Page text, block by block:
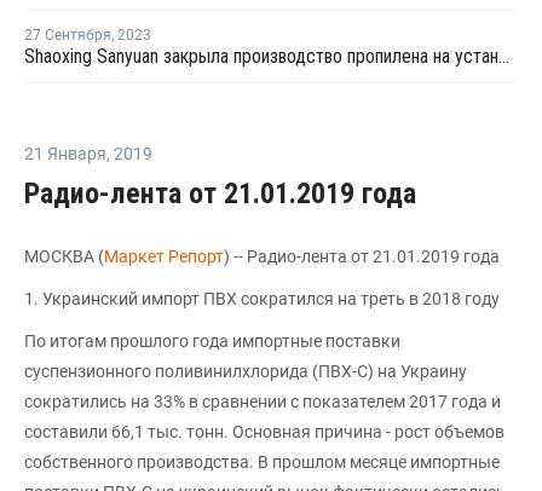
27 Сентября, 2023
Shaoxing Sanyuan закрыла производство пропилена на установке каткрекинга в Шанхае
21 Января, 2019
Радио-лента от 21.01.2019 года
МОСКВА (Маркет Репорт) -- Радио-лента от 21.01.2019 года
1. Украинский импорт ПВХ сократился на треть в 2018 году
По итогам прошлого года импортные поставки
суспензионного поливинилхлорида (ПВХ-С) на Украину
сократились на 33% в сравнении с показателем 2017 года и
составили 66,1 тыс. тонн. Основная причина - рост объемов
собственного производства. В прошлом месяце импортные